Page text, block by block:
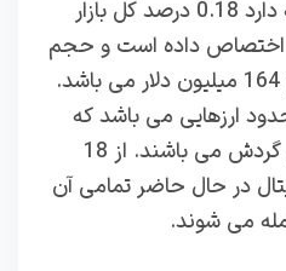
مونرو با توجه به ارزشی که دارد 0.18 درصد کل بازار
اختصاص داده است و حجم
معاملات روزانه آن بیش از 164 میلیون دلار می باشد.
ارزهایی می باشد که
تمام واحد های آن در حال گردش می باشند. از 18
در حال حاضر تمامی آن
می شوند.